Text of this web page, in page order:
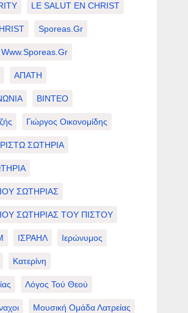
LE SALUT EN CHRIST
Sporeas.gr
Www.sporeas.gr
ΑΠΑΤΗ
ΒΙΝΤΕΟ
Γιώργος Οικονομίδης
ΣΩΤΗΡΙΑ
ΣΩΤΗΡΙΑΣ
ΣΩΤΗΡΙΑΣ ΤΟΥ ΠΙΣΤΟΥ
ΙΣΡΑΗΛ Ιερώνυμος
Κατερίνη
Λόγος Τού Θεού
Μουσική Ομάδα Λατρείας